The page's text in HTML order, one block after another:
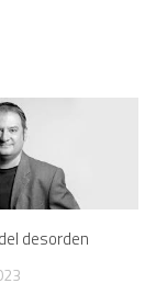
desorden